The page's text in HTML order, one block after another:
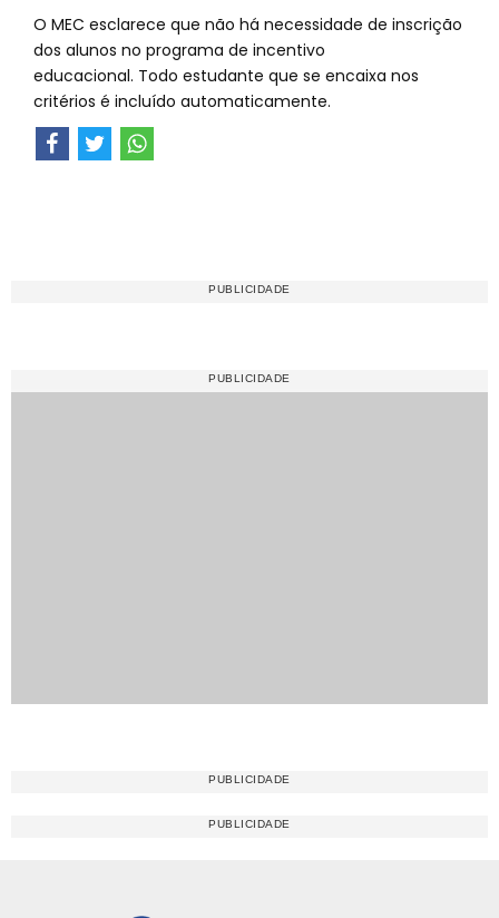
O MEC esclarece que não há necessidade de inscrição
dos alunos no programa de incentivo
educacional. Todo estudante que se encaixa nos
critérios é incluído automaticamente.